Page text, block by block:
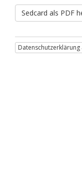
Sedcard als PDF
Datenschutzerklärung